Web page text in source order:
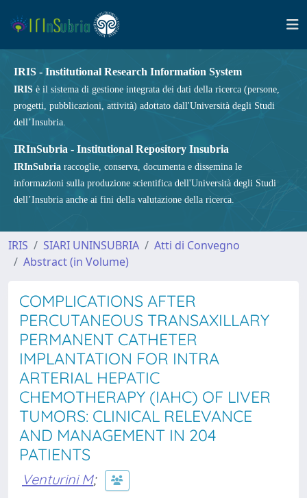
IRIS - Institutional Research Information System
IRIS è il sistema di gestione integrata dei dati della ricerca (persone,
progetti, pubblicazioni, attività) adottato dall'Università degli Studi
dell’Insubria.
IRInSubria - Institutional Repository Insubria
IRInSubria raccoglie, conserva, documenta e dissemina le
informazioni sulla produzione scientifica dell'Università degli Studi
dell’Insubria anche ai fini della valutazione della ricerca.
IRIS SIARI UNINSUBRIA
Atti di Convegno
Abstract (in Volume)
COMPLICATIONS AFTER
PERCUTANEOUS TRANSAXILLARY
PERMANENT CATHETER
IMPLANTATION FOR INTRA
ARTERIAL HEPATIC
CHEMOTHERAPY (IAHC) OF LIVER
TUMORS: CLINICAL RELEVANCE
AND MANAGEMENT IN 204
PATIENTS
Venturini M;